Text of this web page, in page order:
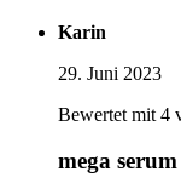
Karin
29. Juni 2023
Bewertet mit 4
mega serum